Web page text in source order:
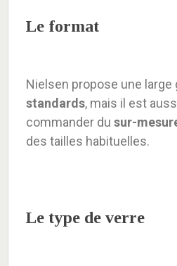
Le format
Nielsen propose une large
standards, mais il est
commander du sur-
des tailles habituelles.
Le type de verre